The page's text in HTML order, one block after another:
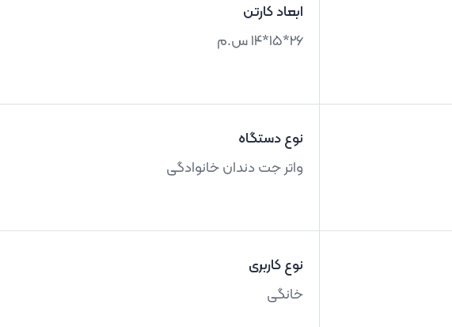
ابعاد کارتن
26*15*14 س.م
نوع دستگاه
واتر جت دندان خانوادگی
نوع کاربری
خانگی